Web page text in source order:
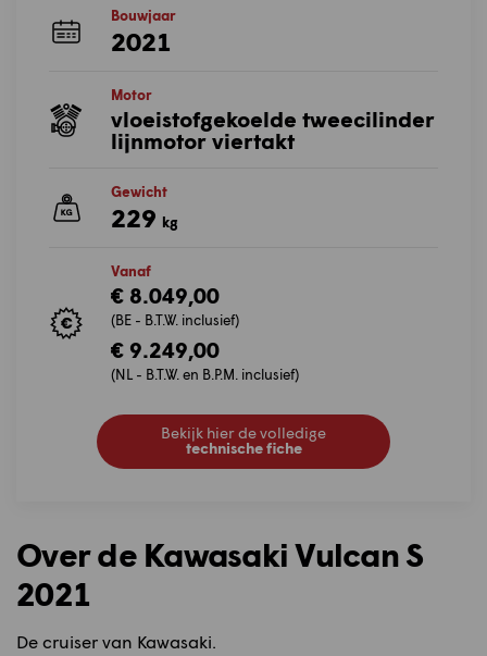
Bouwjaar
2021
Motor
vloeistofgekoelde tweecilinder
lijnmotor viertakt
Gewicht
229 kg
Vanaf
€ 8.049,00
(BE - B.T.W. inclusief)
€ 9.249,00
(NL - B.T.W. en B.P.M. inclusief)
Bekijk hier de volledige
technische fiche
Over de Kawasaki Vulcan S
2021
De cruiser van Kawasaki.